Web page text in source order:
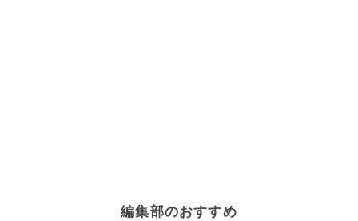
編集部のおすすめ